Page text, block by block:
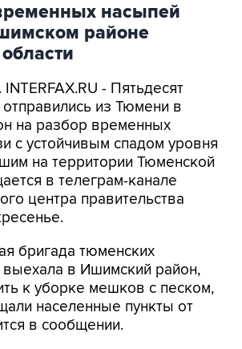
насыпей
районе
- Пятьдесят
из Тюмени в
на разбор временных
с устойчивым спадом уровня
на территории Тюменской
в телеграм-канале
центра правительства
бригада тюменских
в Ишимский район,
к уборке мешков с песком,
населенные пункты от
в сообщении.